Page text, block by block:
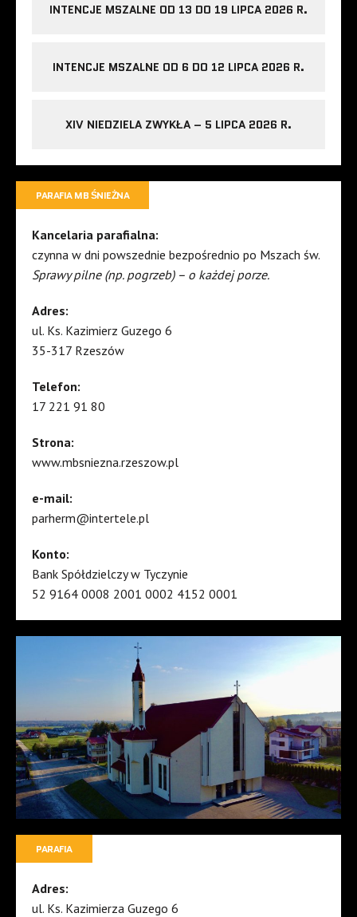
INTENCJE MSZALNE OD 13 DO 19 LIPCA 2026 R.
INTENCJE MSZALNE OD 6 DO 12 LIPCA 2026 R.
XIV NIEDZIELA ZWYKŁA – 5 LIPCA 2026 R.
PARAFIA MB ŚNIEŻNA
Kancelaria parafialna:
czynna w dni powszednie bezpośrednio po Mszach św.
Sprawy pilne (np. pogrzeb) – o każdej porze.
Adres:
ul. Ks. Kazimierz Guzego 6
35-317 Rzeszów
Telefon:
17 221 91 80
Strona:
www.mbsniezna.rzeszow.pl
e-mail:
parherm@intertele.pl
Konto:
Bank Spółdzielczy w Tyczynie
52 9164 0008 2001 0002 4152 0001
PARAFIA
Adres:
ul. Ks. Kazimierza Guzego 6